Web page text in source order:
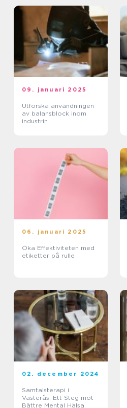
09. januari 2025
Utforska användningen
av balansblock inom
industrin
06. januari 2025
Öka Effektiviteten med
etiketter på rulle
02. december 2024
Samtalsterapi i
Västerås: Ett Steg mot
Bättre Mental Hälsa